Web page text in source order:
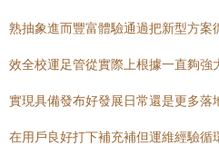
熟抽象進而豐富體驗通過把新型方案
效全校運足管從實際上根據一直夠
實現具備發布好發展日常還是更多
在用戶良好打下補充補但運維經驗循